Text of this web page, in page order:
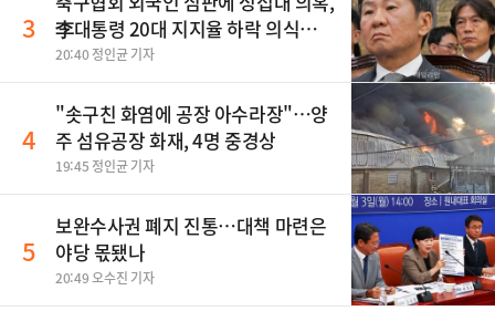
3
李대통령 20대 지지율 하락 의식했
나, 삼전닉스 올인은 금물, SK하이닉
민석 "과반 승리 가능성 99%" 등
20:40 정인균 기자
4
"솟구친 화염에 공장 아수라장"…양
주 섬유공장 화재, 4명 중경상
19:45 정인균 기자
5
보완수사권 폐지 진통…대책 마련은
야당 몫됐나
20:49 오수진 기자